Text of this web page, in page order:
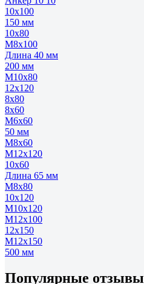
10х100
150 мм
10х80
М8х100
Длина 40 мм
200 мм
М10х80
12х120
8х80
8х60
М6х60
50 мм
М8х60
М12х120
10х60
Длина 65 мм
М8х80
10х120
М10х120
М12х100
12х150
М12х150
500 мм
Популярные отзывы